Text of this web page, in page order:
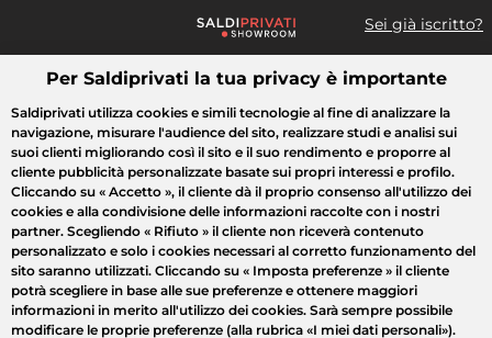
Sei già iscritto?
Cosa cerchi?
Tutte le vendite Moda Casa Bellezza Elettrodomestici
Per Saldiprivati la tua privacy è importante
Saldiprivati utilizza cookies e simili tecnologie al fine di analizzare la
navigazione, misurare l'audience del sito, realizzare studi e analisi sui
suoi clienti migliorando così il sito e il suo rendimento e proporre al
cliente pubblicità personalizzate basate sui propri interessi e profilo.
Cliccando su « Accetto », il cliente dà il proprio consenso all'utilizzo dei
cookies e alla condivisione delle informazioni raccolte con i nostri
partner. Scegliendo « Rifiuto » il cliente non riceverà contenuto
personalizzato e solo i cookies necessari al corretto funzionamento del
sito saranno utilizzati. Cliccando su « Imposta preferenze » il cliente
potrà scegliere in base alle sue preferenze e ottenere maggiori
informazioni in merito all'utilizzo dei cookies. Sarà sempre possibile
modificare le proprie preferenze (alla rubrica «I miei dati personali»).